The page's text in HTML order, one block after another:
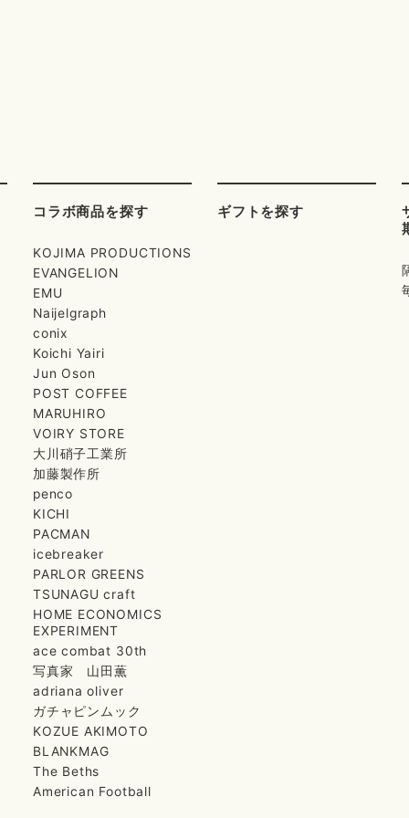
コラボ商品を探す
KOJIMA PRODUCTIONS
EVANGELION
EMU
Naijelgraph
conix
Koichi Yairi
Jun Oson
POST COFFEE
MARUHIRO
VOIRY STORE
大川硝子工業所
加藤製作所
penco
KICHI
PACMAN
icebreaker
PARLOR GREENS
TSUNAGU craft
HOME ECONOMICS
EXPERIMENT
ace combat 30th
写真家 山田薫
adriana oliver
ガチャピンムック
KOZUE AKIMOTO
BLANKMAG
The Beths
American Football
ギフトを探す